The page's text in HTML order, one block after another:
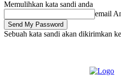
Memulihkan kata sandi anda
email
Sebuah kata sandi akan dikirimkan